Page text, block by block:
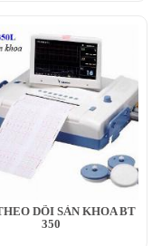
DÕI SẢN KHOA BT
350